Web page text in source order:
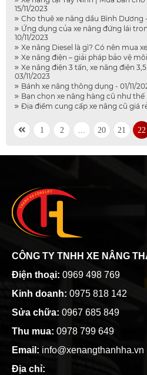
15/11/2023
Cho thuê xe nâng dầu Bình Dương -
Ứng dụng của xe nâng đứng lái
10/11/2023
Xe nâng Diesel là gì? Có nên mua
Xe nâng điện – giải pháp bảo vệ
Xe nâng điện 3 tấn, xe nâng điện
03/11/2023
Bánh xe nâng thông dụng - 01/11/
Bạn chọn xe nâng hàng cũ như thế
Địa điểm cung cấp xe nâng cũ giá
1 2 20 21 22
CÔNG TY TNHH XE NÂNG
Điện thoại: 0969 498 769
Kinh doanh: 0975 818 142
Sửa chữa: 0967 685 849
Thu mua: 0978 799 649
Email: info@xenangthanhha.vn
Địa chỉ: